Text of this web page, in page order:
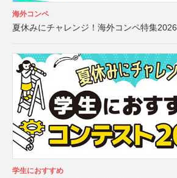
海外コンペ
夏休みにチャレンジ！海外コンペ特集2026
学生におすすめ